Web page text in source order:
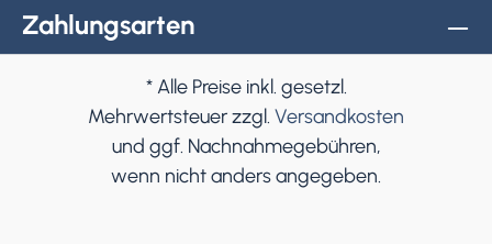
Zahlungsarten
* Alle Preise inkl. gesetzl.
Mehrwertsteuer zzgl. Versandkosten
und ggf. Nachnahmegebühren,
wenn nicht anders angegeben.